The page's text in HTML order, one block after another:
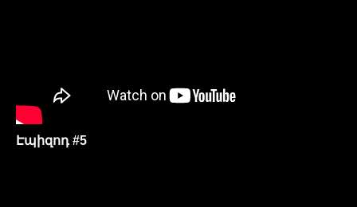
Էպիզոդ #5